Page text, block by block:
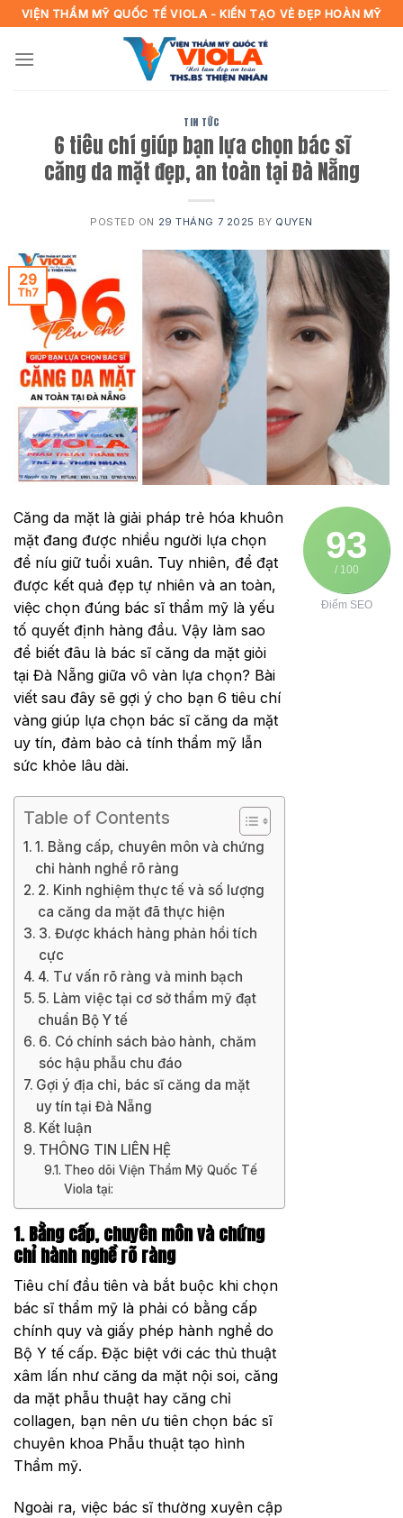
Skip
to
content
VIỆN THẨM MỸ QUỐC TẾ VIOLA - KIẾN TẠO VẺ ĐẸP HOÀN MỸ
TIN TỨC
6 tiêu chí giúp bạn lựa chọn bác sĩ
căng da mặt đẹp, an toàn tại Đà Nẵng
POSTED ON 29 THÁNG 7 2025 BY QUYEN
29
Th7
93
/ 100
Điểm SEO
Căng da mặt là giải pháp trẻ hóa khuôn
mặt đang được nhiều người lựa chọn
để níu giữ tuổi xuân. Tuy nhiên, để đạt
được kết quả đẹp tự nhiên và an toàn,
việc chọn đúng bác sĩ thẩm mỹ là yếu
tố quyết định hàng đầu. Vậy làm sao
để biết đâu là bác sĩ căng da mặt giỏi
tại Đà Nẵng giữa vô vàn lựa chọn? Bài
viết sau đây sẽ gợi ý cho bạn 6 tiêu chí
vàng giúp lựa chọn bác sĩ căng da mặt
uy tín, đảm bảo cả tính thẩm mỹ lẫn
sức khỏe lâu dài.
Table of Contents
1. Bằng cấp, chuyên môn và chứng
chỉ hành nghề rõ ràng
2. Kinh nghiệm thực tế và số lượng
ca căng da mặt đã thực hiện
3. Được khách hàng phản hồi tích
cực
4. Tư vấn rõ ràng và minh bạch
5. Làm việc tại cơ sở thẩm mỹ đạt
chuẩn Bộ Y tế
6. Có chính sách bảo hành, chăm
sóc hậu phẫu chu đáo
Gợi ý địa chỉ, bác sĩ căng da mặt
uy tín tại Đà Nẵng
Kết luận
THÔNG TIN LIÊN HỆ
Theo dõi Viện Thẩm Mỹ Quốc Tế
Viola tại:
1. Bằng cấp, chuyên môn và chứng
chỉ hành nghề rõ ràng
Tiêu chí đầu tiên và bắt buộc khi chọn
bác sĩ thẩm mỹ là phải có bằng cấp
chính quy và giấy phép hành nghề do
Bộ Y tế cấp. Đặc biệt với các thủ thuật
xâm lấn như căng da mặt nội soi, căng
da mặt phẫu thuật hay căng chỉ
collagen, bạn nên ưu tiên chọn bác sĩ
chuyên khoa Phẫu thuật tạo hình
Thẩm mỹ.
Ngoài ra, việc bác sĩ thường xuyên cập